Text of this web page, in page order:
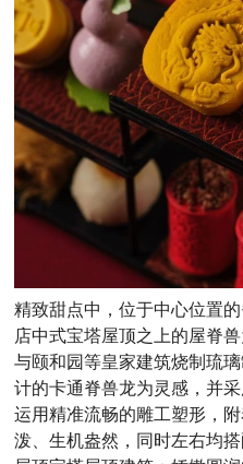
精致甜点中，位于中心位置
店中式宝塔屋顶之上的屋脊
与颐和园等皇家建筑烧制琉
计的卡通脊兽龙为灵感，并
运用精准流畅的雕工塑形，
泼、生机盎然，同时左右均